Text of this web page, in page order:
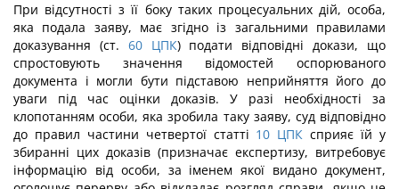
При відсутності з її боку таких процесуальних дій, особа,
яка подала заяву, має згідно із загальними правилами
доказування (ст. 60 ЦПК) подати відповідні докази, що
спростовують значення відомостей оспорюваного
документа і могли бути підставою неприйняття його до
уваги під час оцінки доказів. У разі необхідності за
клопотанням особи, яка зробила таку заяву, суд відповідно
до правил частини четвертої статті 10 ЦПК сприяє їй у
збиранні цих доказів (призначає експертизу, витребовує
інформацію від особи, за іменем якої видано документ,